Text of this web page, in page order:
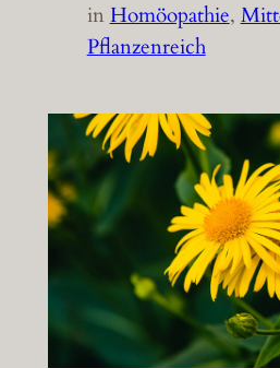
inHomöopathie,
Pflanzenreich